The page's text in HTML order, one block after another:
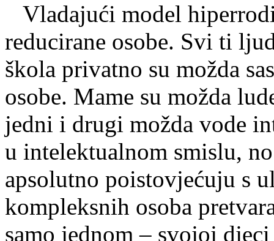
Vladajući model
reducirane osobe. Svi ti
škola privatno su možda
osobe. Mame su možda
jedni i drugi možda vode
u intelektualnom smislu,
apsolutno poistovjećuju s
kompleksnih osoba
samo jednom – svojoj